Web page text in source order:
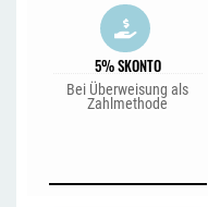
5% SKONTO
Bei Überweisung als
Zahlmethode